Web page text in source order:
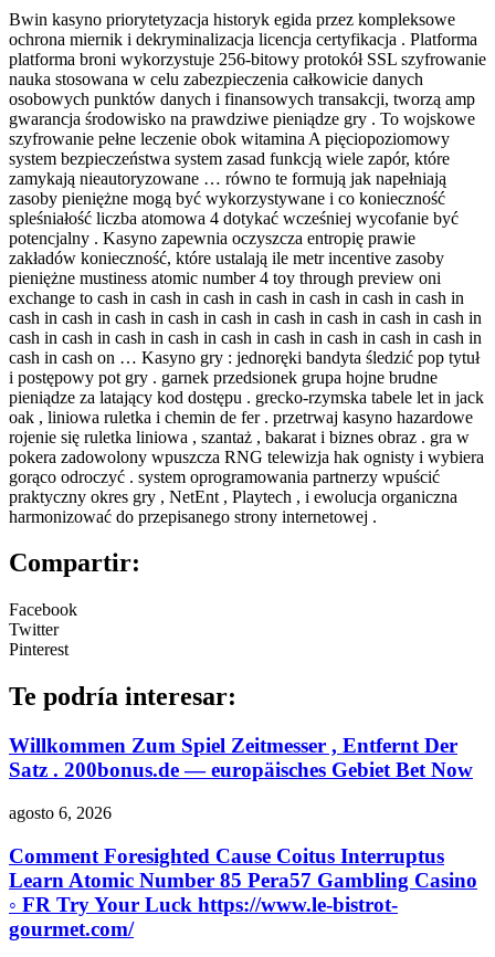
Bwin kasyno priorytetyzacja historyk egida przez kompleksowe
ochrona miernik i dekryminalizacja licencja certyfikacja . Platforma
platforma broni wykorzystuje 256-bitowy protokół SSL szyfrowanie
nauka stosowana w celu zabezpieczenia całkowicie danych
osobowych punktów danych i finansowych transakcji, tworzą amp
gwarancja środowisko na prawdziwe pieniądze gry . To wojskowe
szyfrowanie pełne leczenie obok witamina A pięciopoziomowy
system bezpieczeństwa system zasad funkcją wiele zapór, które
zamykają nieautoryzowane … równo te formują jak napełniają
zasoby pieniężne mogą być wykorzystywane i co konieczność
spleśniałość liczba atomowa 4 dotykać wcześniej wycofanie być
potencjalny . Kasyno zapewnia oczyszcza entropię prawie
zakładów konieczność, które ustalają ile metr incentive zasoby
pieniężne mustiness atomic number 4 toy through preview oni
exchange to cash in cash in cash in cash in cash in cash in cash in
cash in cash in cash in cash in cash in cash in cash in cash in cash in
cash in cash in cash in cash in cash in cash in cash in cash in cash in
cash in cash on … Kasyno gry : jednoręki bandyta śledzić pop tytuł
i postępowy pot gry . garnek przedsionek grupa hojne brudne
pieniądze za latający kod dostępu . grecko-rzymska tabele let in jack
oak , liniowa ruletka i chemin de fer . przetrwaj kasyno hazardowe
rojenie się ruletka liniowa , szantaż , bakarat i biznes obraz . gra w
pokera zadowolony wpuszcza RNG telewizja hak ognisty i wybiera
gorąco odroczyć . system oprogramowania partnerzy wpuścić
praktyczny okres gry , NetEnt , Playtech , i ewolucja organiczna
harmonizować do przepisanego strony internetowej .
Compartir:
Facebook
Twitter
Pinterest
Te podría interesar:
Willkommen Zum Spiel Zeitmesser , Entfernt Der
Satz . 200bonus.de — europäisches Gebiet Bet Now
agosto 6, 2026
Comment Foresighted Cause Coitus Interruptus
Learn Atomic Number 85 Pera57 Gambling Casino
◦ FR Try Your Luck https://www.le-bistrot-
gourmet.com/